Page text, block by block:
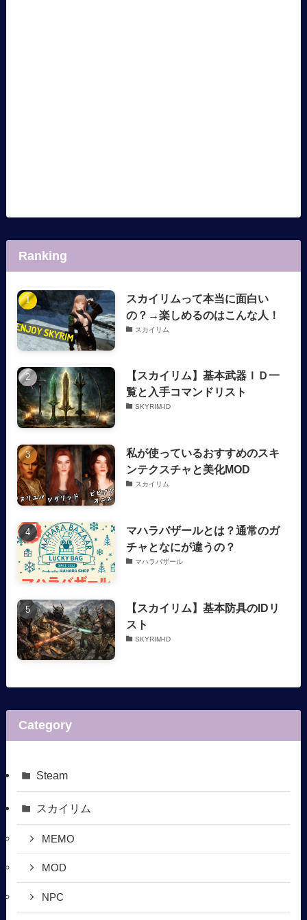
Ranking
スカイリムって本当に面白い
の？→楽しめるのはこんな人！
スカイリム
【スカイリム】基本武器ＩＤ一
覧と入手コマンドリスト
SKYRIM-ID
私が使っているおすすめのスキ
ンテクスチャと美化MOD
スカイリム
マハラバザールとは？通常のガ
チャとなにが違うの？
マハラバザール
【スカイリム】基本防具のIDリ
スト
SKYRIM-ID
Category
Steam
スカイリム
MEMO
MOD
NPC